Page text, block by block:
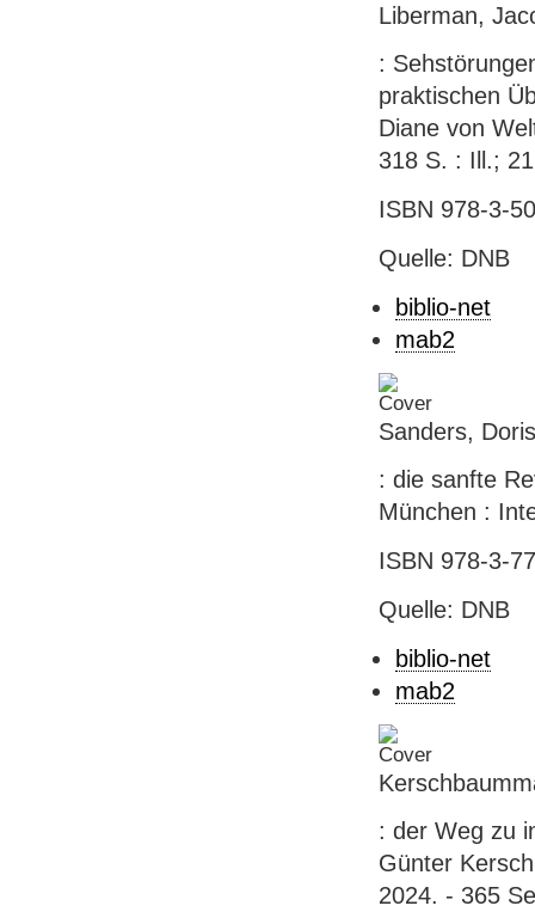
Liberman,
:
praktischen
Diane von
318 S. : Ill.;
ISBN 978-3-
Quelle: DNB
biblio-net
mab2
Sanders,
: die sanfte
München :
ISBN 978-3-
Quelle: DNB
biblio-net
mab2
: der Weg zu
Günter
2024. - 365